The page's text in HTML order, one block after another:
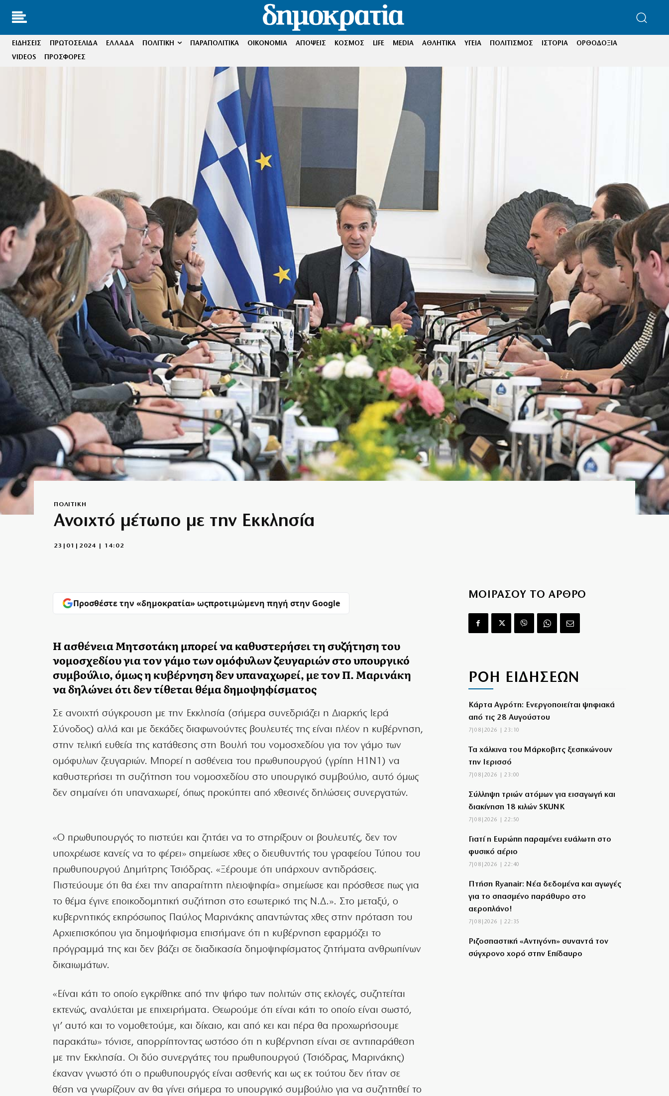
ΕΙΔΗΣΕΙΣ ΠΡΩΤΟΣΕΛΙΔΑ ΕΛΛΑΔΑ ΠΟΛΙΤΙΚΗ ΠΑΡΑΠΟΛΙΤΙΚΑ ΟΙΚΟΝΟΜΙΑ ΑΠΟΨΕΙΣ ΚΟΣΜΟΣ LIFE MEDIA ΑΘΛΗΤΙΚΑ ΥΓΕΙΑ ΠΟΛΙΤΙΣΜΟΣ ΙΣΤΟΡΙΑ
ΟΡΘΟΔΟΞΙΑ
VIDEOS
ΠΡΟΣΦΟΡΕΣ
ΠΟΛΙΤΙΚΗ
Ανοιχτό μέτωπο με την Εκκλησία
23|01|2024 | 14:02
Προσθέστε την «δημοκρατία» ωςπροτιμώμενη πηγή στην Google
Η ασθένεια Μητσοτάκη μπορεί να καθυστερήσει τη συζήτηση του
νομοσχεδίου για τον γάμο των ομόφυλων ζευγαριών στο υπουργικό
συμβούλιο, όμως η κυβέρνηση δεν υπαναχωρεί, με τον Π. Μαρινάκη
να δηλώνει ότι δεν τίθεται θέμα δημοψηφίσματος
Σε ανοιχτή σύγκρουση με την Εκκλησία (σήμερα συνεδριάζει η Διαρκής Ιερά
Σύνοδος) αλλά και με δεκάδες διαφωνούντες βουλευτές της είναι πλέον η κυβέρνηση,
στην τελική ευθεία της κατάθεσης στη Βουλή του νομοσχεδίου για τον γάμο των
ομόφυλων ζευγαριών. Μπορεί η ασθένεια του πρωθυπουργού (γρίπη Η1Ν1) να
καθυστερήσει τη συζήτηση του νομοσχεδίου στο υπουργικό συμβούλιο, αυτό όμως
δεν σημαίνει ότι υπαναχωρεί, όπως προκύπτει από χθεσινές δηλώσεις συνεργατών.
«Ο πρωθυπουργός το πιστεύει και ζητάει να το στηρίξουν οι βουλευτές, δεν τον
υποχρέωσε κανείς να το φέρει» σημείωσε χθες ο διευθυντής του γραφείου Τύπου του
πρωθυπουργού Δημήτρης Τσιόδρας. «Ξέρουμε ότι υπάρχουν αντιδράσεις.
Πιστεύουμε ότι θα έχει την απαραίτητη πλειοψηφία» σημείωσε και πρόσθεσε πως για
το θέμα έγινε εποικοδομητική συζήτηση στο εσωτερικό της Ν.Δ.». Στο μεταξύ, ο
κυβερνητικός εκπρόσωπος Παύλος Μαρινάκης απαντώντας χθες στην πρόταση του
Αρχιεπισκόπου για δημοψήφισμα επισήμανε ότι η κυβέρνηση εφαρμόζει το
πρόγραμμά της και δεν βάζει σε διαδικασία δημοψηφίσματος ζητήματα ανθρωπίνων
δικαιωμάτων.
«Είναι κάτι το οποίο εγκρίθηκε από την ψήφο των πολιτών στις εκλογές, συζητείται
εκτενώς, αναλύεται με επιχειρήματα. Θεωρούμε ότι είναι κάτι το οποίο είναι σωστό,
γι’ αυτό και το νομοθετούμε, και δίκαιο, και από κει και πέρα θα προχωρήσουμε
παρακάτω» τόνισε, απορρίπτοντας ωστόσο ότι η κυβέρνηση είναι σε αντιπαράθεση
με την Εκκλησία. Οι δύο συνεργάτες του πρωθυπουργού (Τσιόδρας, Μαρινάκης)
έκαναν γνωστό ότι ο πρωθυπουργός είναι ασθενής και ως εκ τούτου δεν ήταν σε
θέση να γνωρίζουν αν θα γίνει σήμερα το υπουργικό συμβούλιο για να συζητηθεί το
ΜΟΙΡΑΣΟΥ ΤΟ ΑΡΘΡΟ
ΡΟΗ ΕΙΔΗΣΕΩΝ
Κάρτα Αγρότη: Ενεργοποιείται ψηφιακά
από τις 28 Αυγούστου
7|08|2026 | 23:10
Τα χάλκινα του Μάρκοβιτς ξεσηκώνουν
την Ιερισσό
7|08|2026 | 23:00
Σύλληψη τριών ατόμων για εισαγωγή και
διακίνηση 18 κιλών SKUNK
7|08|2026 | 22:50
Γιατί η Ευρώπη παραμένει ευάλωτη στο
φυσικό αέριο
7|08|2026 | 22:40
Πτήση Ryanair: Νέα δεδομένα και αγωγές
για το σπασμένο παράθυρο στο
αεροπλάνο!
7|08|2026 | 22:35
Ριζοσπαστική «Αντιγόνη» συναντά τον
σύγχρονο χορό στην Επίδαυρο